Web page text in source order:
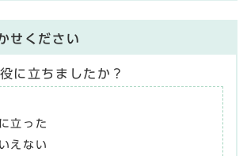
せください
に立ちましたか？
立った
えない